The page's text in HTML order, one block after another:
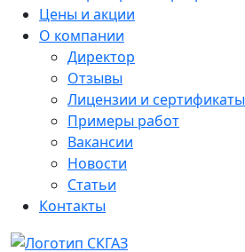
Цены и акции
О компании
Директор
Отзывы
Лицензии и сертификаты
Примеры работ
Вакансии
Новости
Статьи
Контакты